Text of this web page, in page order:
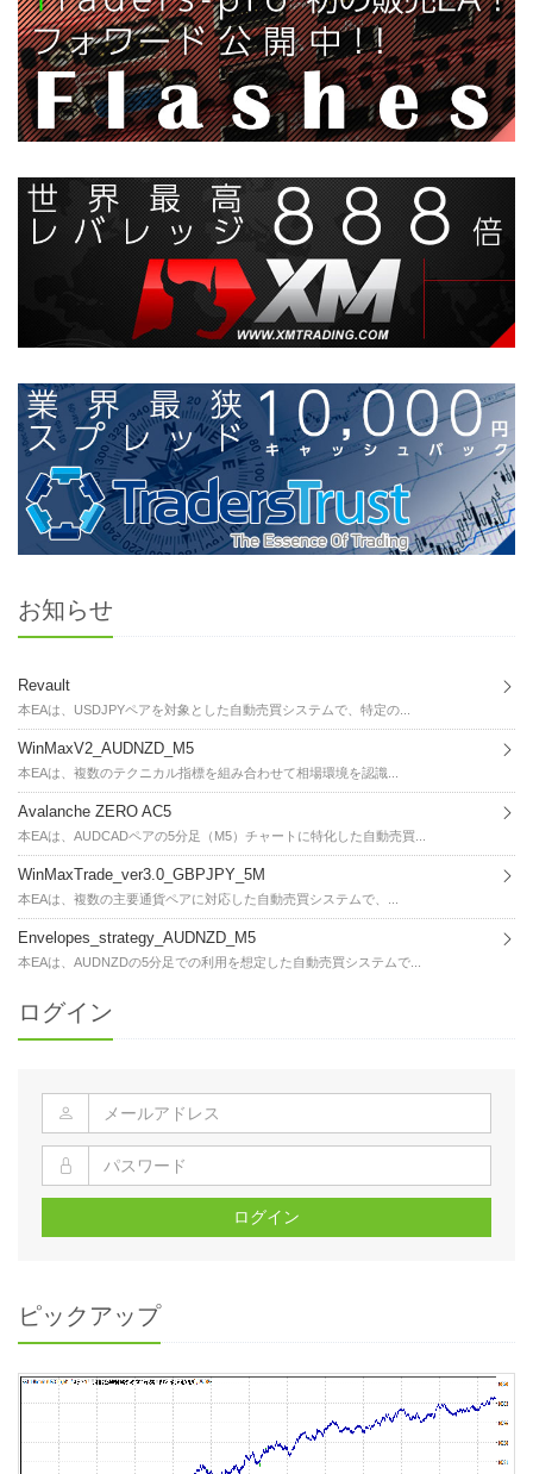
お知らせ
Revault
本EAは、USDJPYペアを対象とした自動売買システムで、特定の...
WinMaxV2_AUDNZD_M5
本EAは、複数のテクニカル指標を組み合わせて相場環境を認識...
Avalanche ZERO AC5
本EAは、AUDCADペアの5分足（M5）チャートに特化した自動売買...
WinMaxTrade_ver3.0_GBPJPY_5M
本EAは、複数の主要通貨ペアに対応した自動売買システムで、...
Envelopes_strategy_AUDNZD_M5
本EAは、AUDNZDの5分足での利用を想定した自動売買システムで...
ログイン
ログイン
ピックアップ